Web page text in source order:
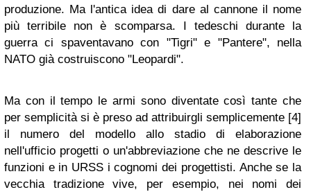
produzione. Ma l'antica idea di dare al cannone il nome
più terribile non è scomparsa. I tedeschi durante la
guerra ci spaventavano con "Tigri" e "Pantere", nella
NATO già costruiscono "Leopardi".
Ma con il tempo le armi sono diventate così tante che
per semplicità si è preso ad attribuirgli semplicemente [4]
il numero del modello allo stadio di elaborazione
nell'ufficio progetti o un'abbreviazione che ne descrive le
funzioni e in URSS i cognomi dei progettisti. Anche se la
vecchia tradizione vive, per esempio, nei nomi dei